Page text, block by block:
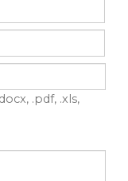
.pdf, .xls,